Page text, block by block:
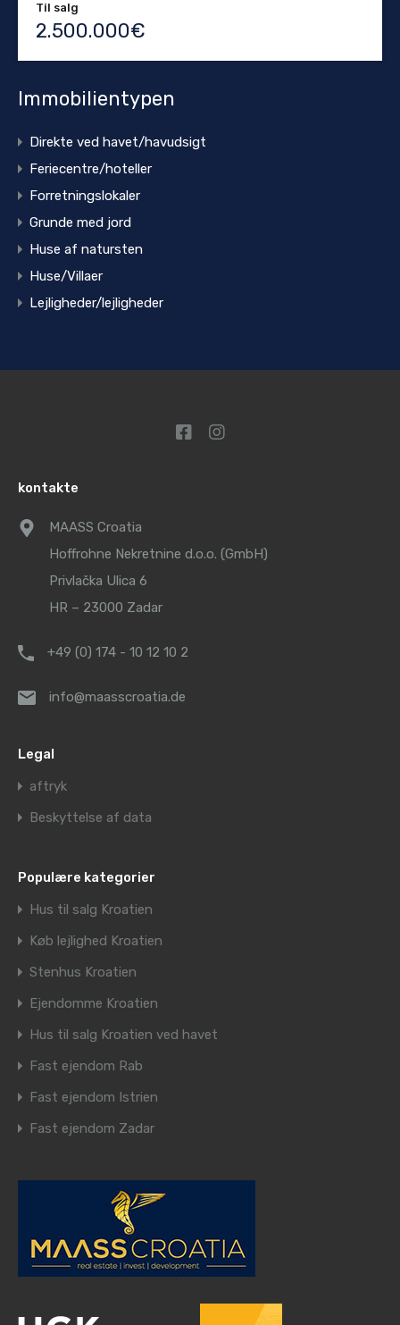
Til salg
2.500.000€
Immobilientypen
Direkte ved havet/havudsigt
Feriecentre/hoteller
Forretningslokaler
Grunde med jord
Huse af natursten
Huse/Villaer
Lejligheder/lejligheder
kontakte
MAASS Croatia
Hoffrohne Nekretnine d.o.o. (GmbH)
Privlačka Ulica 6
HR – 23000 Zadar
+49 (0) 174 - 10 12 10 2
info@maasscroatia.de
Legal
aftryk
Beskyttelse af data
Populære kategorier
Hus til salg Kroatien
Køb lejlighed Kroatien
Stenhus Kroatien
Ejendomme Kroatien
Hus til salg Kroatien ved havet
Fast ejendom Rab
Fast ejendom Istrien
Fast ejendom Zadar